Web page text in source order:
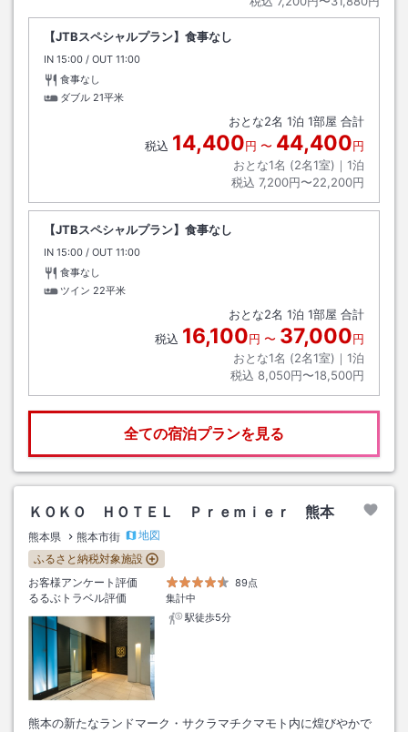
【JTBスペシャルプラン】食事なし
IN チェックイン
15:00 / OUT チェックアウト
11:00
食事なし
ダブル 21平米
おとな2名 1泊 1部屋 合計
税込 14,400円 〜 44,400円
おとな1名 (2名1室)｜ 1泊
税込 7,200円〜22,200円
【JTBスペシャルプラン】食事なし
IN チェックイン
15:00 / OUT チェックアウト
11:00
食事なし
ツイン 22平米
おとな2名 1泊 1部屋 合計
税込 16,100円 〜 37,000円
おとな1名 (2名1室)｜ 1泊
税込 8,050円〜18,500円
全ての宿泊プランを見る
ＫＯＫＯ ＨＯＴＥＬ Ｐｒｅｍｉｅｒ 熊本
熊本県 熊本市街
地図
ふるさと納税対象施設
お客様アンケート評価
89点
るるぶトラベル評価
集計中
駅徒歩5分
熊本の新たなランドマーク・サクラマチクマモト内に煌びやかで